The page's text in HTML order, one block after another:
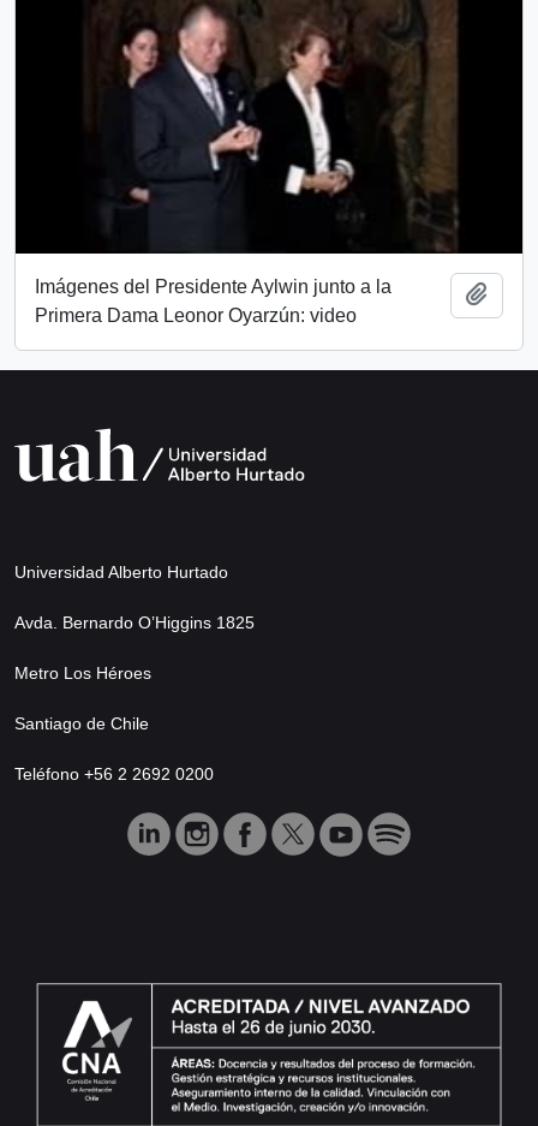
Imágenes del Presidente Aylwin junto a la
Primera Dama Leonor Oyarzún: video
Universidad Alberto Hurtado
Avda. Bernardo O’Higgins 1825
Metro Los Héroes
Santiago de Chile
Teléfono +56 2 2692 0200